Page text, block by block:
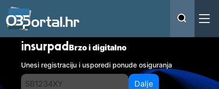
insurpadBrzo i digitalno
Unesi registraciju i usporedi ponude osiguranja
Dalje